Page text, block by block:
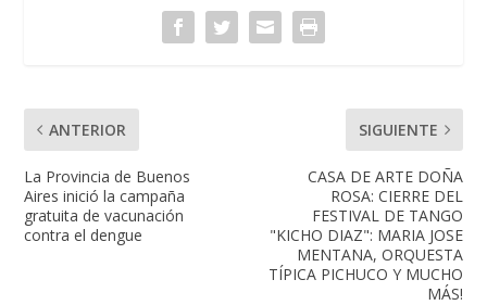
ANTERIOR
La Provincia de Buenos
Aires inició la campaña
gratuita de vacunación
contra el dengue
SIGUIENTE
CASA DE ARTE DOÑA
ROSA: CIERRE DEL
FESTIVAL DE TANGO
"KICHO DIAZ": MARIA JOSE
MENTANA, ORQUESTA
TÍPICA PICHUCO Y MUCHO
MÁS!